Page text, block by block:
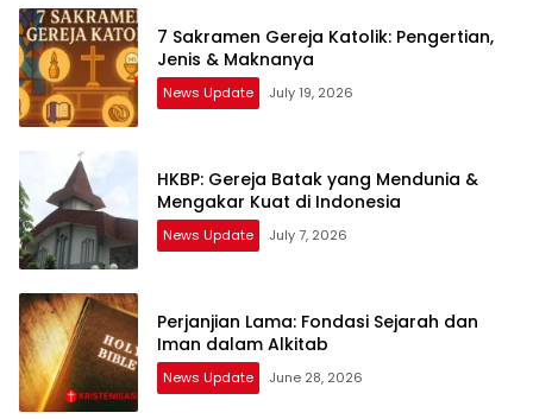
7 Sakramen Gereja Katolik: Pengertian,
Jenis & Maknanya
News Update July 19, 2026
HKBP: Gereja Batak yang Mendunia &
Mengakar Kuat di Indonesia
News Update July 7, 2026
Perjanjian Lama: Fondasi Sejarah dan
Iman dalam Alkitab
News Update June 28, 2026